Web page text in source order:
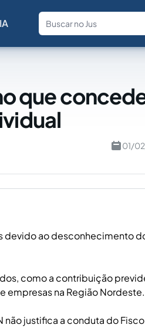
IA
Fale com a
que
01/
devido ao desconhecimento
como a contribuição
empresas na Região Nordeste.
não justifica a conduta do